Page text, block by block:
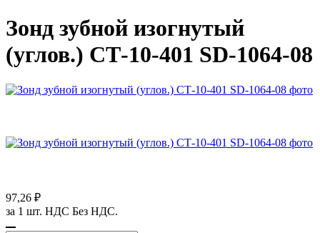
Зонд зубной изогнутый
(углов.) СТ-10-401 SD-1064-08
97,26 ₽
за 1 шт. НДС Без НДС.